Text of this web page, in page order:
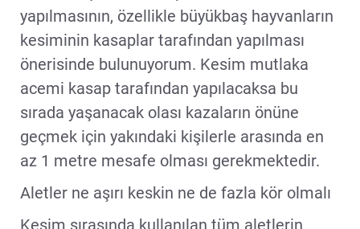
yapılmasının, özellikle büyükbaş hayvanların
kesiminin kasaplar tarafından yapılması
önerisinde bulunuyorum. Kesim mutlaka
acemi kasap tarafından yapılacaksa bu
sırada yaşanacak olası kazaların önüne
geçmek için yakındaki kişilerle arasında en
az 1 metre mesafe olması gerekmektedir.
Aletler ne aşırı keskin ne de fazla kör olmalı
Kesim sırasında kullanılan tüm aletlerin